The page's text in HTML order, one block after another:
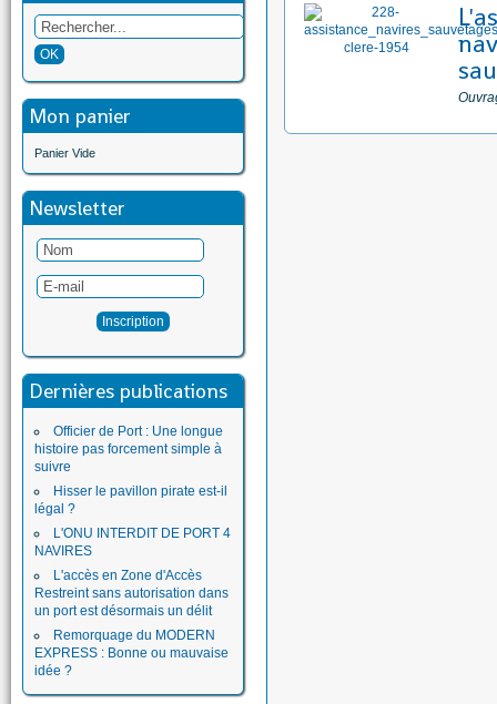
Mon panier
Panier Vide
Newsletter
Dernières publications
Officier de Port : Une longue
histoire pas forcement simple à
suivre
Hisser le pavillon pirate est-il
légal ?
L'ONU INTERDIT DE PORT 4
NAVIRES
L'accès en Zone d'Accès
Restreint sans autorisation dans
un port est désormais un délit
Remorquage du MODERN
EXPRESS : Bonne ou mauvaise
idée ?